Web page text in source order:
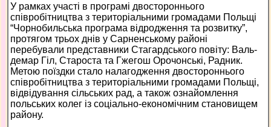
У рамках участі в програмі двостороннього
співробітництва з територіальними громадами Польщі
“Чорнобильська програма відродження та розвитку”,
протягом трьох днів у Сарненському районі
перебували представники Стагардського повіту: Валь-
демар Гіл, Староста та Гжегош Орочонські, Радник.
Метою поїздки стало налагодження двостороннього
співробітництва з територіальними громадами Польщі,
відвідування сільських рад, а також ознайомлення
польських колег із соціально-економічним становищем
району.